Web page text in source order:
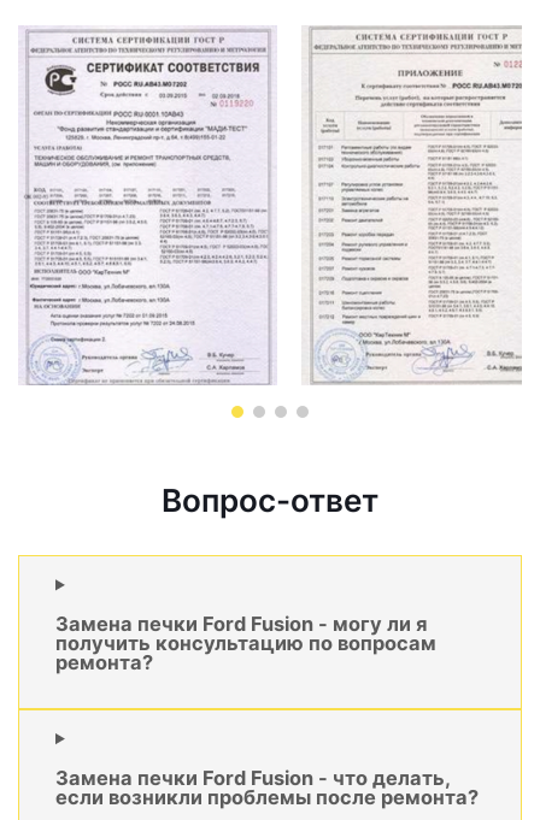
Вопрос-ответ
Замена печки Ford Fusion - могу ли я
получить консультацию по вопросам
ремонта?
Замена печки Ford Fusion - что делать,
если возникли проблемы после ремонта?